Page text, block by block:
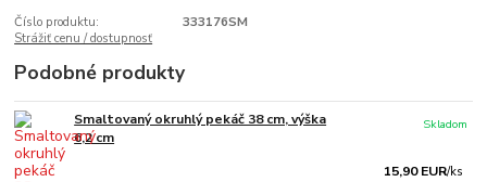
Číslo produktu:
333176SM
Strážiť cenu / dostupnosť
Podobné produkty
Smaltovaný okruhlý pekáč 38 cm, výška
6,2 cm
15,90 EUR/ks
Skladom